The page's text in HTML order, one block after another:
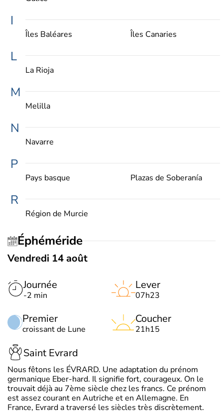
I
Îles Baléares Îles Canaries
L
La Rioja
M
Melilla
N
Navarre
P
Pays basque Plazas de Soberanía
R
Région de Murcie
Éphéméride
Vendredi 14 août
Journée
-2 min
Premier
croissant de Lune
Lever
07h23
Coucher
21h15
Saint Evrard
Nous fêtons les ÉVRARD. Une adaptation du prénom
germanique Eber-hard. Il signifie fort, courageux. On le
trouvait déjà au 7ème siècle chez les francs. Ce prénom
est assez courant en Autriche et en Allemagne. En
France, Evrard a traversé les siècles très discrètement.